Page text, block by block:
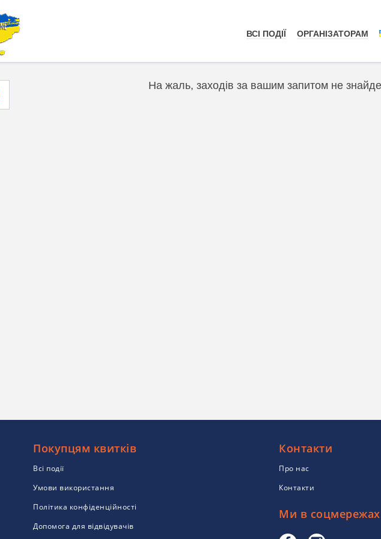
ВСІ ПОДІЇ ОРГАНІЗАТОРАМ
На жаль, заходів за вашим запитом не
Покупцям квитків
Всі події
Умови використання
Політика конфіденційності
Допомога для відвідувачів
Контакти
Про нас
Контакти
Ми в соцмережах